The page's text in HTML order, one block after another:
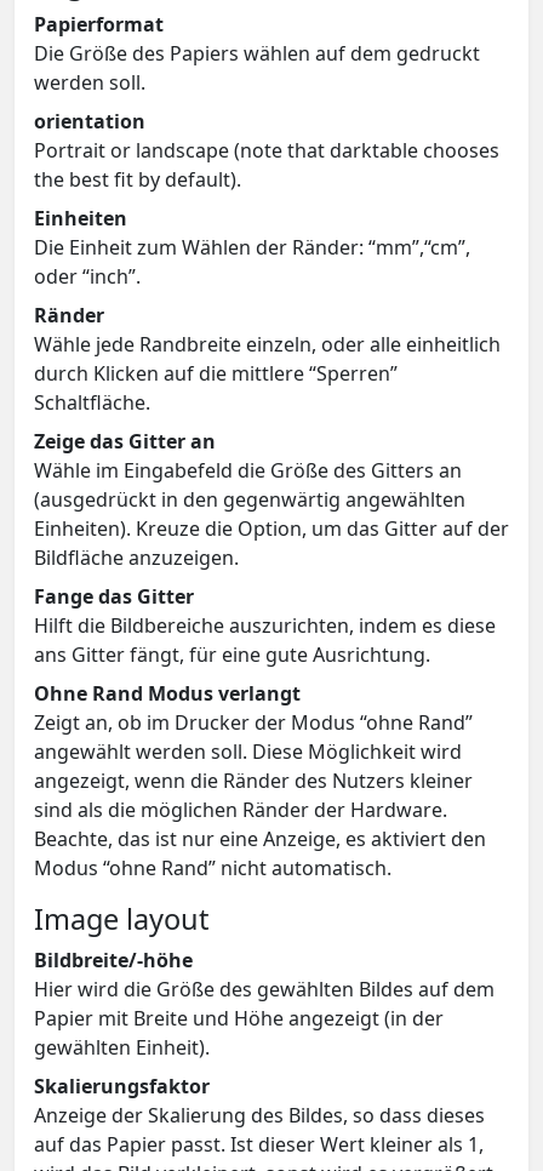
Papierformat
Die Größe des Papiers wählen auf dem gedruckt
werden soll.
orientation
Portrait or landscape (note that darktable chooses
the best fit by default).
Einheiten
Die Einheit zum Wählen der Ränder: “mm”,“cm”,
oder “inch”.
Ränder
Wähle jede Randbreite einzeln, oder alle einheitlich
durch Klicken auf die mittlere “Sperren”
Schaltfläche.
Zeige das Gitter an
Wähle im Eingabefeld die Größe des Gitters an
(ausgedrückt in den gegenwärtig angewählten
Einheiten). Kreuze die Option, um das Gitter auf der
Bildfläche anzuzeigen.
Fange das Gitter
Hilft die Bildbereiche auszurichten, indem es diese
ans Gitter fängt, für eine gute Ausrichtung.
Ohne Rand Modus verlangt
Zeigt an, ob im Drucker der Modus “ohne Rand”
angewählt werden soll. Diese Möglichkeit wird
angezeigt, wenn die Ränder des Nutzers kleiner
sind als die möglichen Ränder der Hardware.
Beachte, das ist nur eine Anzeige, es aktiviert den
Modus “ohne Rand” nicht automatisch.
Image layout
Bildbreite/-höhe
Hier wird die Größe des gewählten Bildes auf dem
Papier mit Breite und Höhe angezeigt (in der
gewählten Einheit).
Skalierungsfaktor
Anzeige der Skalierung des Bildes, so dass dieses
auf das Papier passt. Ist dieser Wert kleiner als 1,